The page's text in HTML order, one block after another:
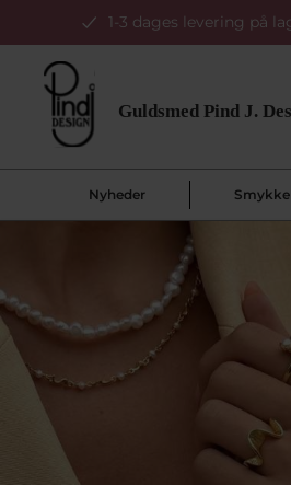
1-3 dages levering på
Nyheder